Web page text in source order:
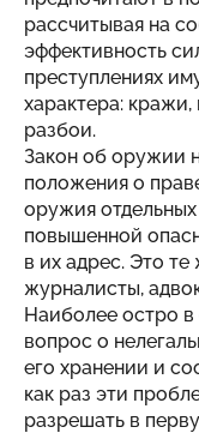
рассчитывая на
эффективность
преступлениях
характера: кражи,
разбои.
Закон об оружии
положения о
оружия
повышенной
в их адрес. Это
журналисты,
Наиболее остро в
вопрос о
его хранении и
как раз эти
разрешать в